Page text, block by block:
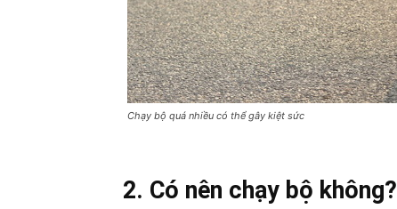
Chạy bộ quá nhiều có thể gây kiệt sức
2. Có nên chạy bộ không?